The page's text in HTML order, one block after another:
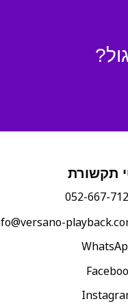
תקשורת
052-667-